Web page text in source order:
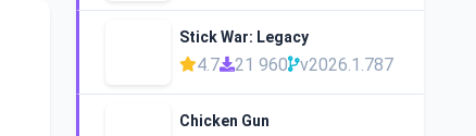
Stick War: Legacy
4.7 21 960 v2026.1.787
Chicken Gun